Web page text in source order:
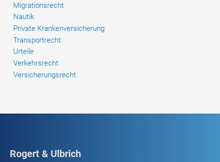
Migrationsrecht
Nautik
Private Krankenversicherung
Transportrecht
Urteile
Verkehrsrecht
Versicherungsrecht
Rogert & Ulbrich